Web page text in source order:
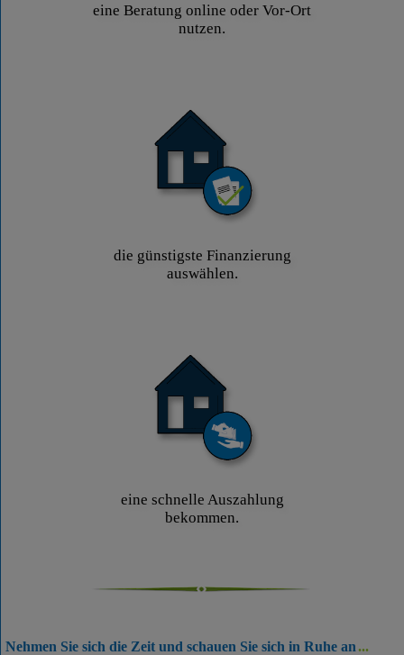
eine Beratung online oder Vor-Ort
nutzen.
die günstigste Finanzierung
auswählen.
eine schnelle Auszahlung
bekommen.
Nehmen Sie sich die Zeit und schauen Sie sich in Ruhe an